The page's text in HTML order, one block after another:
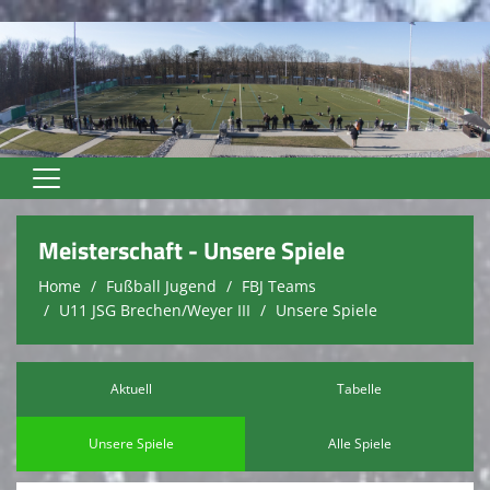
Home
Unser Verein
Vereinsnews
Trainer
Fußball Jugend
Meisterschaft - Unsere Spiele
Home Fußball Jugend
FBJ Teams
U11 JSG Brechen/Weyer III
Unsere Spiele
Aktuell Tabelle
Unsere Spiele Alle Spiele